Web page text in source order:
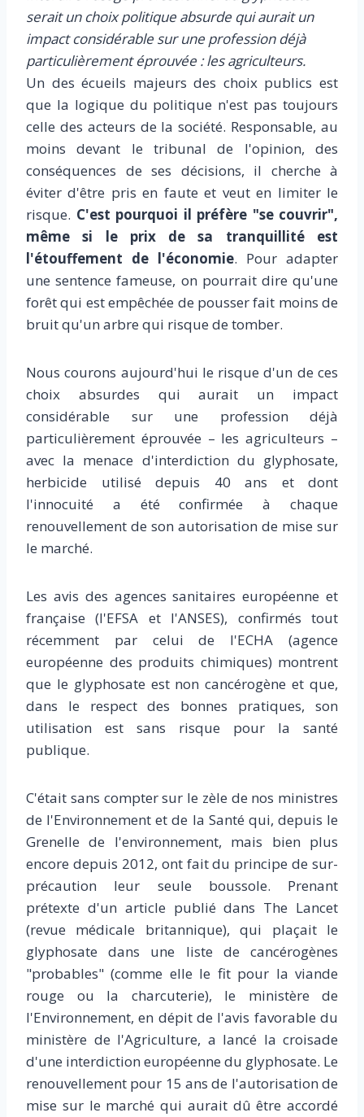
serait un choix politique absurde qui aurait un
impact considérable sur une profession déjà
particulièrement éprouvée : les agriculteurs.
Un des écueils majeurs des choix publics est
que la logique du politique n'est pas toujours
celle des acteurs de la société. Responsable, au
moins devant le tribunal de l'opinion, des
conséquences de ses décisions, il cherche à
éviter d'être pris en faute et veut en limiter le
risque. C'est pourquoi il préfère "se couvrir",
même si le prix de sa tranquillité est
l'étouffement de l'économie. Pour adapter
une sentence fameuse, on pourrait dire qu'une
forêt qui est empêchée de pousser fait moins de
bruit qu'un arbre qui risque de tomber.
Nous courons aujourd'hui le risque d'un de ces
choix absurdes qui aurait un impact
considérable sur une profession déjà
particulièrement éprouvée – les agriculteurs –
avec la menace d'interdiction du glyphosate,
herbicide utilisé depuis 40 ans et dont
l'innocuité a été confirmée à chaque
renouvellement de son autorisation de mise sur
le marché.
Les avis des agences sanitaires européenne et
française (l'EFSA et l'ANSES), confirmés tout
récemment par celui de l'ECHA (agence
européenne des produits chimiques) montrent
que le glyphosate est non cancérogène et que,
dans le respect des bonnes pratiques, son
utilisation est sans risque pour la santé
publique.
C'était sans compter sur le zèle de nos ministres
de l'Environnement et de la Santé qui, depuis le
Grenelle de l'environnement, mais bien plus
encore depuis 2012, ont fait du principe de sur-
précaution leur seule boussole. Prenant
prétexte d'un article publié dans The Lancet
(revue médicale britannique), qui plaçait le
glyphosate dans une liste de cancérogènes
"probables" (comme elle le fit pour la viande
rouge ou la charcuterie), le ministère de
l'Environnement, en dépit de l'avis favorable du
ministère de l'Agriculture, a lancé la croisade
d'une interdiction européenne du glyphosate. Le
renouvellement pour 15 ans de l'autorisation de
mise sur le marché qui aurait dû être accordé